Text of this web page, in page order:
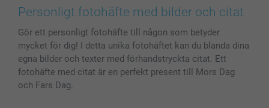
Bilder, Fotoförstoring & Fotohäften
Skal till Mobil & Surfplatta
MyNameBook
Fotoalmanackor & Fotoagenda
Fotoramar & Tillbehör
Presentkort
Cookie Policy
Villkor och garantier
Investor Relations
smartgaranti
smartbonus
Priser & betalning
Status på beställningar
Personligt fotohäfte med bilder och citat
Gör ett personligt fotohäfte till någon som betyder
mycket för dig! I detta unika fotohäftet kan du blanda dina
egna bilder och texter med förhandstryckta citat. Ett
fotohäfte med citat är en perfekt present till Mors Dag
och Fars Dag.